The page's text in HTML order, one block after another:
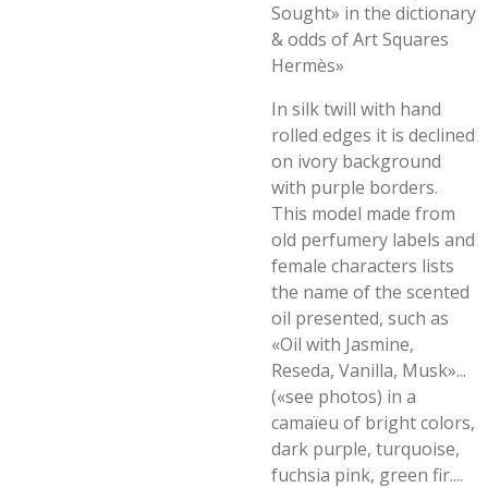
Sought» in the dictionary
& odds of Art Squares
Hermès»
In silk twill with hand
rolled edges it is declined
on ivory background
with purple borders.
This model made from
old perfumery labels and
female characters lists
the name of the scented
oil presented, such as
«Oil with Jasmine,
Reseda, Vanilla, Musk»...
(«see photos) in a
camaïeu of bright colors,
dark purple, turquoise,
fuchsia pink, green fir....